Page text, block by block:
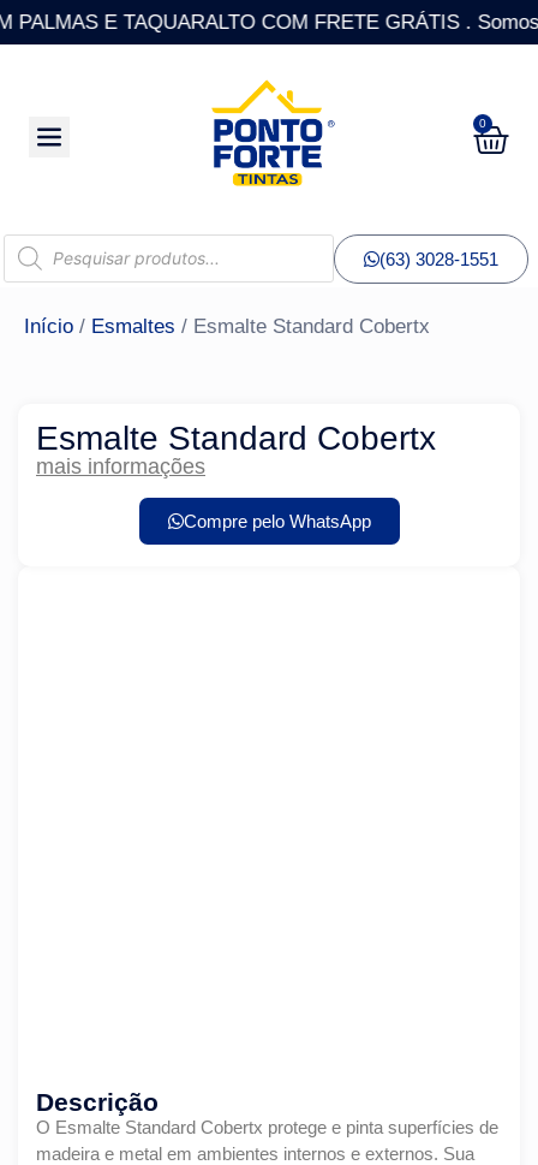
PALMAS E TAQUARALTO COM FRETE GRÁTIS .
0
(63) 3028-1551
Início / Esmaltes / Esmalte Standard Cobertx
Descrição
O Esmalte Standard Cobertx protege e pinta superfícies de
madeira e metal em ambientes internos e externos. Sua
Esmalte Standard Cobertx
mais informações
Compre pelo WhatsApp